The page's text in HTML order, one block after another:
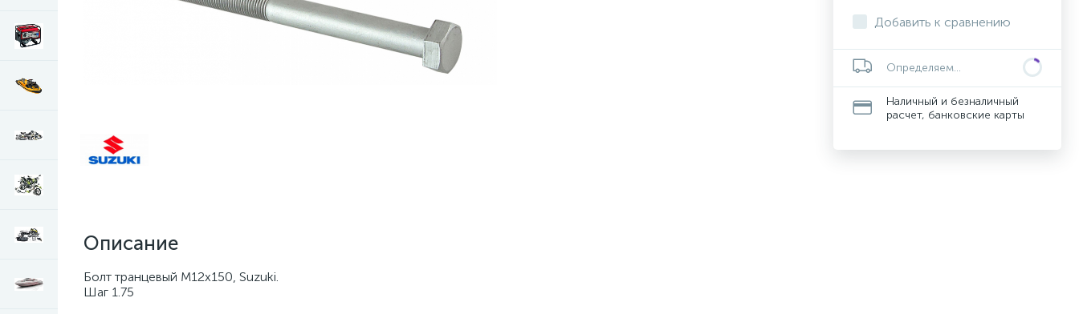
Описание
Болт транцевый М12х150, Suzuki.
Шаг 1.75
Добавить к сравнению
Определяем...
Наличный и безналичный
расчет, банковские карты